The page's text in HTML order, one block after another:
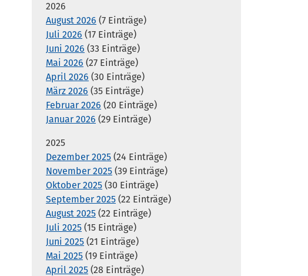
2026
August 2026 (7 Einträge)
Juli 2026 (17 Einträge)
Juni 2026 (33 Einträge)
Mai 2026 (27 Einträge)
April 2026 (30 Einträge)
März 2026 (35 Einträge)
Februar 2026 (20 Einträge)
Januar 2026 (29 Einträge)
2025
Dezember 2025 (24 Einträge)
November 2025 (39 Einträge)
Oktober 2025 (30 Einträge)
September 2025 (22 Einträge)
August 2025 (22 Einträge)
Juli 2025 (15 Einträge)
Juni 2025 (21 Einträge)
Mai 2025 (19 Einträge)
April 2025 (28 Einträge)